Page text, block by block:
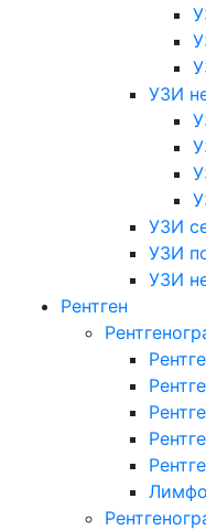
УЗИ
УЗИ
УЗИ
УЗИ
Рентген